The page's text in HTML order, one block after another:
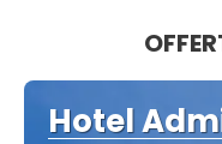
Hotel